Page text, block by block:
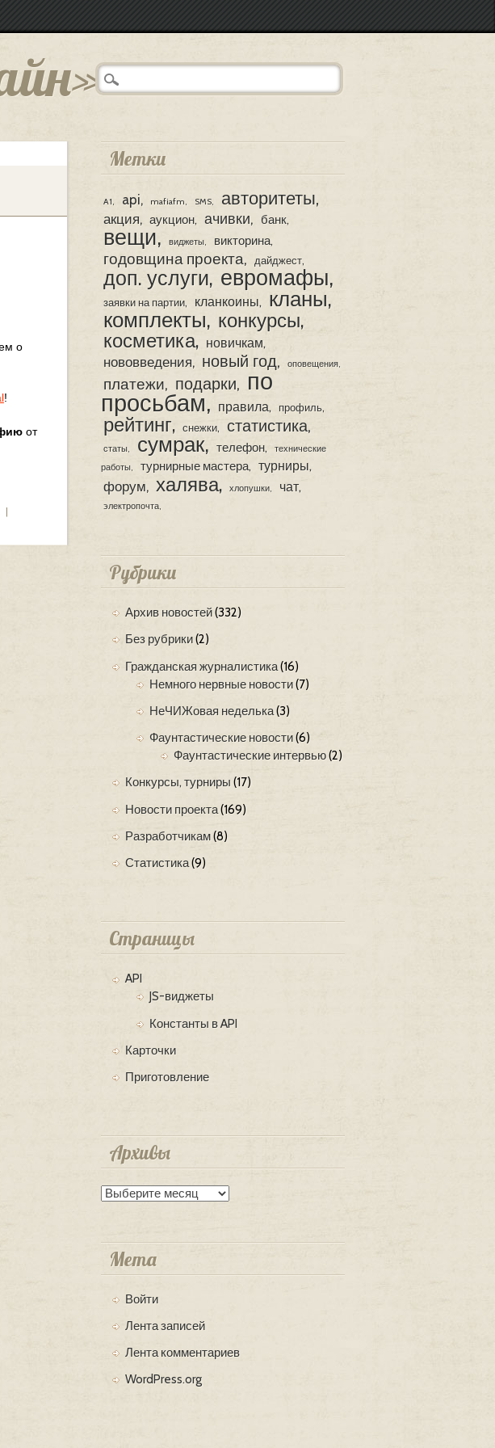
о
!
от
|
Метки
A1 api mafiafm SMS авторитеты
акция аукцион ачивки банк
вещи виджеты викторина
годовщина проекта дайджест
доп. услуги евромафы
заявки на партии кланкоины
кланы
комплекты конкурсы
косметика
новичкам
нововведения новый год оповещения
платежи подарки по
просьбам правила профиль
рейтинг снежки статистика
статы сумрак телефон
технические
работы
турнирные мастера турниры
форум халява хлопушки чат
электропочта
Рубрики
Архив новостей(332)
Без рубрики(2)
Гражданская журналистика(16)
Немного нервные новости(7)
НеЧИЖовая неделька(3)
Фаунтастические новости(6)
Фаунтастические интервью(2)
Конкурсы, турниры (17)
Новости проекта(169)
Разработчикам(8)
Статистика(9)
Страницы
API
JS-виджеты
Константы в API
Карточки
Приготовление
Архивы
Архивы
Мета
Войти
Лента записей
Лента комментариев
WordPress.org